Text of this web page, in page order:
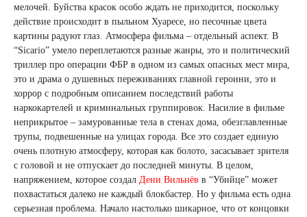
мелочей. Буйства красок особо ждать не приходится, поскольку
действие происходит в пыльном Хуаресе, но песочные цвета
картины радуют глаз. Атмосфера фильма – отдельный аспект. В
“Sicario” умело переплетаются разные жанры, это и политический
триллер про операции ФБР в одном из самых опасных мест мира,
это и драма о душевных переживаниях главной героини, это и
хоррор с подробным описанием последствий работы
наркокартелей и криминальных группировок. Насилие в фильме
неприкрытое – замурованные тела в стенах дома, обезглавленные
трупы, подвешенные на улицах города. Все это создает единую
очень плотную атмосферу, которая как болото, засасывает зрителя
с головой и не отпускает до последней минуты. В целом,
напряжением, которое создал Дени Вильнёв в “Убийце” может
похвастаться далеко не каждый блокбастер. Но у фильма есть одна
серьезная проблема. Начало настолько шикарное, что от концовки